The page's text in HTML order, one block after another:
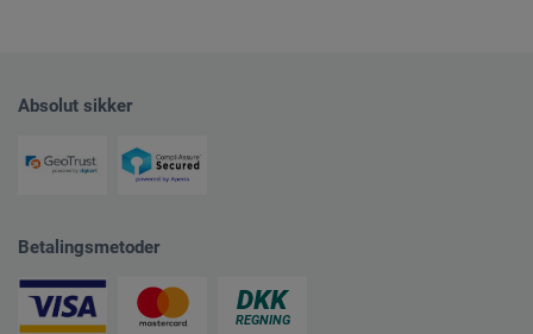
Absolut sikker
Betalingsmetoder